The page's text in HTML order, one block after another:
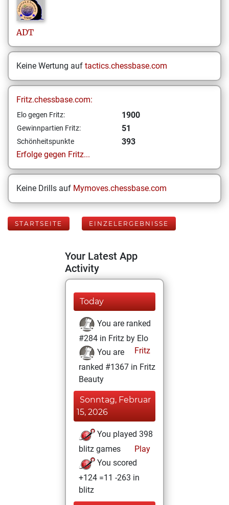
ADT
Keine Wertung auf tactics.chessbase.com
Fritz.chessbase.com:
Elo gegen Fritz: 1900
Gewinnpartien Fritz: 51
Schönheitspunkte
393
Erfolge gegen Fritz...
Keine Drills auf Mymoves.chessbase.com
STARTSEITE EINZELERGEBNISSE
Your Latest App
Activity
Today
You are ranked
#284 in Fritz by Elo
Fritz
You are
ranked #1367 in Fritz
Beauty
Sonntag, Februar
15, 2026
You played 398
blitz games
Play
You scored
+124 =11 -263 in
blitz